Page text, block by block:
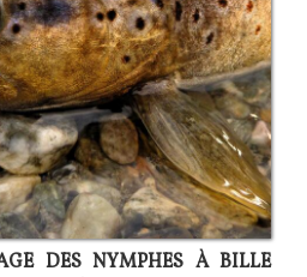
DES NYMPHES À BILLE